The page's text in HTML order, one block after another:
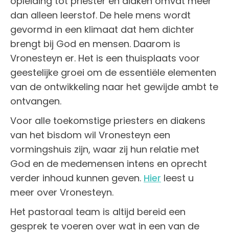
dan alleen leerstof. De hele mens wordt
gevormd in een klimaat dat hem dichter
brengt bij God en mensen. Daarom is
Vronesteyn er. Het is een thuisplaats voor
geestelijke groei om de essentiële elementen
van de ontwikkeling naar het gewijde ambt te
ontvangen.
Voor alle toekomstige priesters en diakens
van het bisdom wil Vronesteyn een
vormingshuis zijn, waar zij hun relatie met
God en de medemensen intens en oprecht
verder inhoud kunnen geven. Hier leest u
meer over Vronesteyn.
Het pastoraal team is altijd bereid een
gesprek te voeren over wat in een van de